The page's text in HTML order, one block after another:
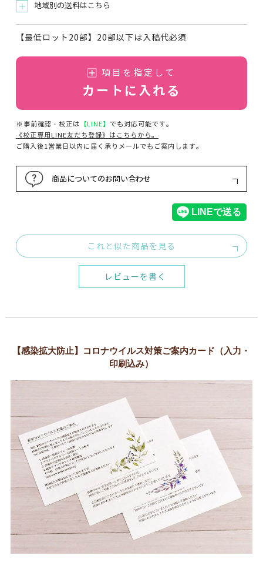
＋ 地域別の送料はこちら
【最低ロット20部】20部以下は入稿代必須
項目を指定して
カートに入れる
商品についてのお問い合わせ
※事前確認・校正は 【LINE】 でも対応可能です。
《校正専用LINE友だち登録》はこちらから。
ご購入後1営業日以内に届く承りメールでもご案内します。
これと似た商品を見る
レビューを書く
【感染拡大防止】コロナウイルス対策ご案内カード（入力・
印刷込み）